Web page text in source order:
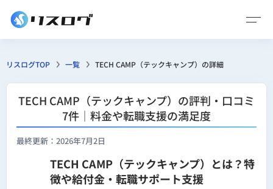
リスログTOP 一覧 TECH CAMP（テックキャンプ）の詳細
TECH CAMP（テックキャンプ）の評判・口コミ
7件｜料金や転職支援の満足度
最終更新：2026年7月2日
TECH CAMP（テックキャンプ）とは？特
徴や給付金・転職サポート支援